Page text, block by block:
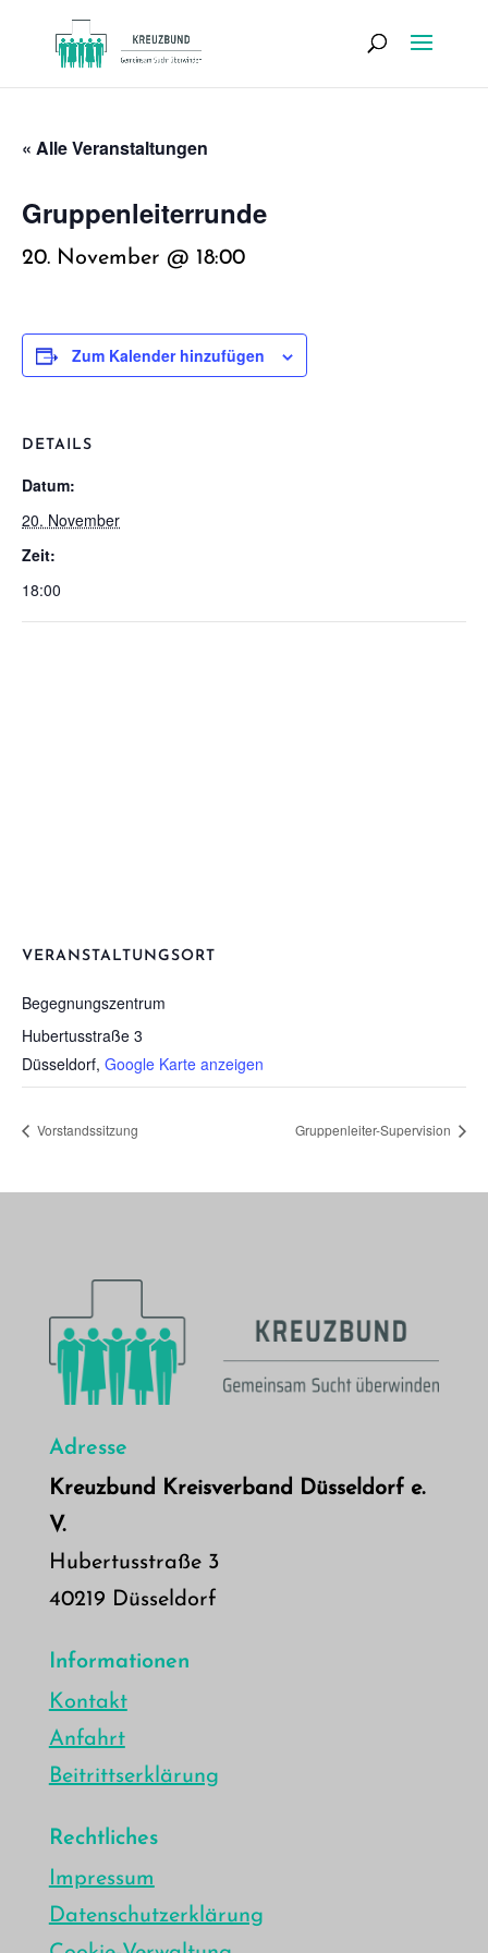
« Alle Veranstaltungen
Grup­pen­lei­ter­run­de
20. November @ 18:00
Zum Kalender hinzufügen
DETAILS
Datum:
20. November
Zeit:
18:00
VERANSTALTUNGSORT
Begeg­nungs­zen­trum
Hubertusstraße 3
Düsseldorf, Google Karte anzeigen
Vor­stands­sit­zung Grup­pen­lei­ter-Super­vi­si­on
Adresse
Kreuzbund Kreisverband Düsseldorf e.
V.
Hubertusstraße 3
40219 Düsseldorf
Informationen
Kontakt
Anfahrt
Beitrittserklärung
Rechtliches
Impressum
Datenschutzerklärung